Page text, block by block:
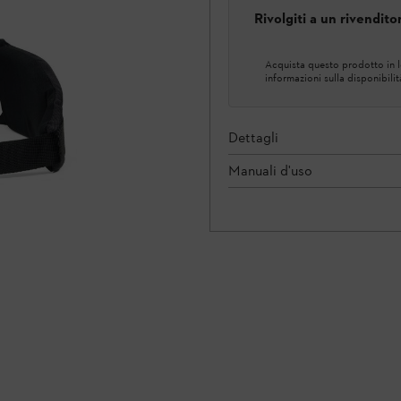
Rivolgiti a un
Acquista questo prodotto in
informazioni sulla
Dettagli
Manuali d'uso